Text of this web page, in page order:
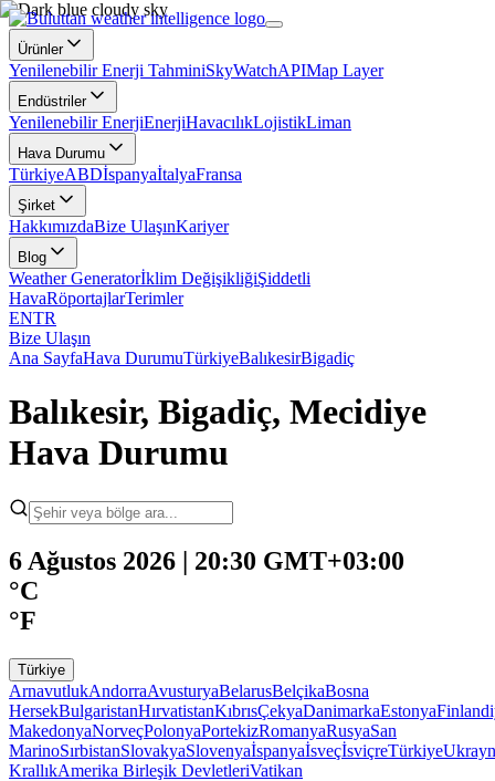
Ürünler
Yenilenebilir Enerji TahminiSkyWatchAPIMap Layer
Endüstriler
Yenilenebilir EnerjiEnerjiHavacılıkLojistikLiman
Hava Durumu
TürkiyeABDİspanyaİtalyaFransa
Şirket
HakkımızdaBize UlaşınKariyer
Blog
Weather Generatorİklim DeğişikliğiŞiddetli
HavaRöportajlarTerimler
ENTR
Bize Ulaşın
Ana SayfaHava DurumuTürkiyeBalıkesirBigadiç
Balıkesir, Bigadiç, Mecidiye
Hava Durumu
6 Ağustos 2026 | 20:30 GMT+03:00
°C
°F
Türkiye
ArnavutlukAndorraAvusturyaBelarusBelçikaBosna
HersekBulgaristanHırvatistanKıbrısÇekyaDanimarkaEstonya
MakedonyaNorveçPolonyaPortekizRomanyaRusyaSan
MarinoSırbistanSlovakyaSlovenyaİspanyaİsveçİsviçreTürkiye
KrallıkAmerika Birleşik DevletleriVatikan